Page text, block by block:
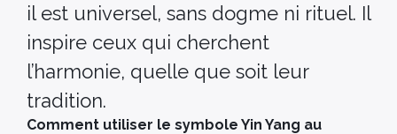
il est universel, sans dogme ni rituel. Il
inspire ceux qui cherchent
l’harmonie, quelle que soit leur
tradition.
Comment utiliser le symbole Yin Yang au